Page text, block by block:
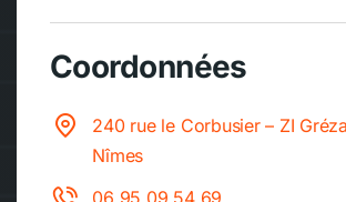
Coordonnées
240 rue le Corbusier – ZI
Nîmes